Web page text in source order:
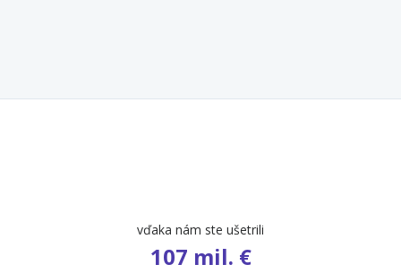
vďaka nám ste ušetrili
107 mil. €